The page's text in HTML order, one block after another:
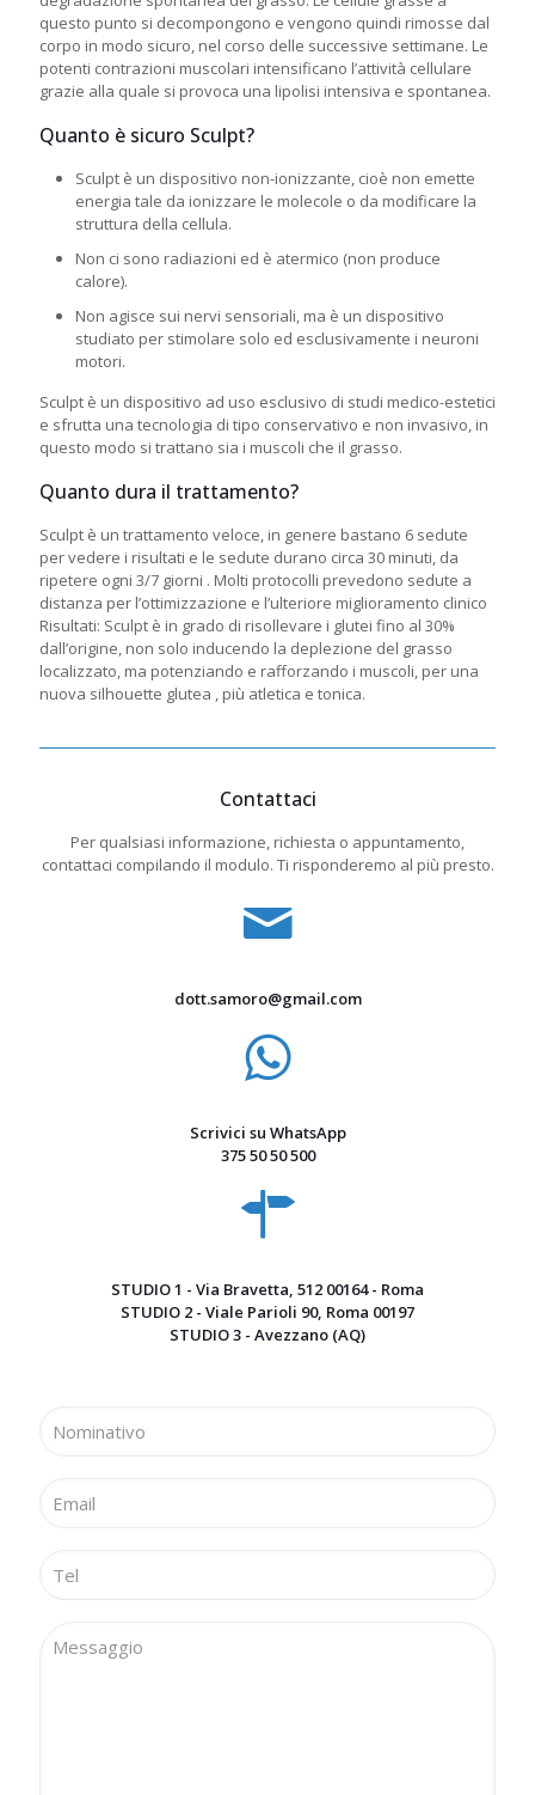
questo punto si decompongono e vengono quindi rimosse dal
corpo in modo sicuro, nel corso delle successive settimane. Le
potenti contrazioni muscolari intensificano l’attività cellulare
grazie alla quale si provoca una lipolisi intensiva e spontanea.
Quanto è sicuro Sculpt?
Sculpt è un dispositivo non-ionizzante, cioè non emette
energia tale da ionizzare le molecole o da modificare la
struttura della cellula.
Non ci sono radiazioni ed è atermico (non produce
calore).
Non agisce sui nervi sensoriali, ma è un dispositivo
studiato per stimolare solo ed esclusivamente i neuroni
motori.
Sculpt è un dispositivo ad uso esclusivo di studi medico-estetici
e sfrutta una tecnologia di tipo conservativo e non invasivo, in
questo modo si trattano sia i muscoli che il grasso.
Quanto dura il trattamento?
Sculpt è un trattamento veloce, in genere bastano 6 sedute
per vedere i risultati e le sedute durano circa 30 minuti, da
ripetere ogni 3/7 giorni . Molti protocolli prevedono sedute a
distanza per l’ottimizzazione e l’ulteriore miglioramento clinico
Risultati: Sculpt è in grado di risollevare i glutei fino al 30%
dall’origine, non solo inducendo la deplezione del grasso
localizzato, ma potenziando e rafforzando i muscoli, per una
nuova silhouette glutea , più atletica e tonica.
Contattaci
Per qualsiasi informazione, richiesta o appuntamento,
contattaci compilando il modulo. Ti risponderemo al più presto.
dott.samoro@gmail.com
Scrivici su WhatsApp
375 50 50 500
STUDIO 1 - Via Bravetta, 512 00164 - Roma
STUDIO 2 - Viale Parioli 90, Roma 00197
STUDIO 3 - Avezzano (AQ)